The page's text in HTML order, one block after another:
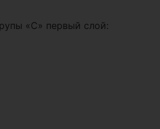
«С» первый слой: